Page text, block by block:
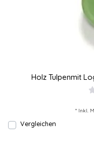
Holz Tulpenmit
* Inkl.
Vergleichen